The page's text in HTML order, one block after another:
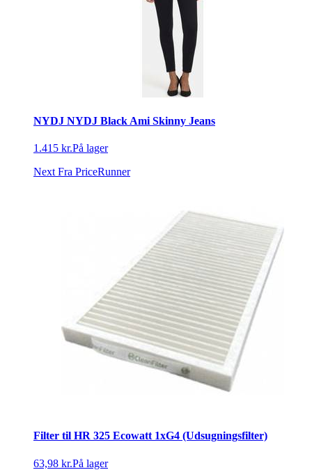
NYDJ NYDJ Black Ami Skinny Jeans
1.415 kr.På lager
Next Fra PriceRunner
Filter til HR 325 Ecowatt 1xG4 (Udsugningsfilter)
63,98 kr.På lager